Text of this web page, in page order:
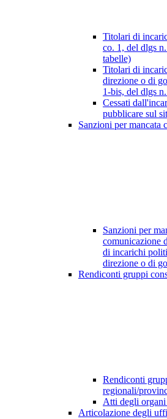
Titolari di
co. 1, del dlgs
tabelle)
Titolari di
direzione o di
1-bis, del dlgs
Cessati
pubblicare sul
Sanzioni per mancata
Sanzioni per
comunicazione
di incarichi
direzione o di
Rendiconti gruppi
Rendiconti
regionali/
Atti degli
Articolazione degli